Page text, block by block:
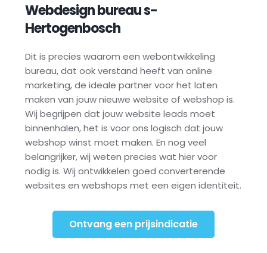
Webdesign bureau s-
Hertogenbosch
Dit is precies waarom een webontwikkeling
bureau, dat ook verstand heeft van online
marketing, de ideale partner voor het laten
maken van jouw nieuwe website of webshop is.
Wij begrijpen dat jouw website leads moet
binnenhalen, het is voor ons logisch dat jouw
webshop winst moet maken. En nog veel
belangrijker, wij weten precies wat hier voor
nodig is. Wij ontwikkelen goed converterende
websites en webshops met een eigen identiteit.
Ontvang een prijsindicatie